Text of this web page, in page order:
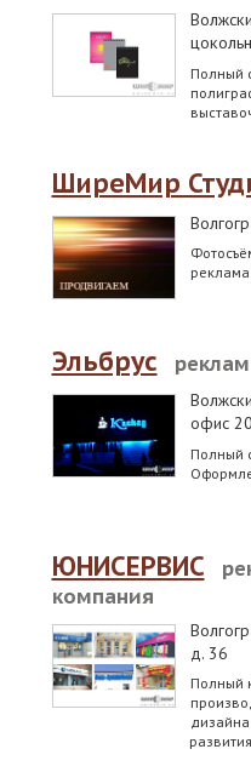
Полный
ШиреМир
Эльбрус
офис
Полный
ЮНИСЕРВИС
компания
д. 36
Полный